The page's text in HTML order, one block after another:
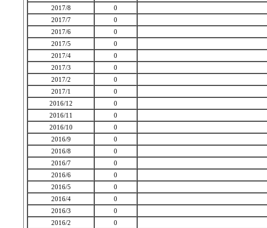
2017/8
0
2017/7
0
2017/6
0
2017/5
0
2017/4
0
2017/3
0
2017/2
0
2017/1
0
2016/12
0
2016/11
0
2016/10
0
2016/9
0
2016/8
0
2016/7
0
2016/6
0
2016/5
0
2016/4
0
2016/3
0
2016/2
0